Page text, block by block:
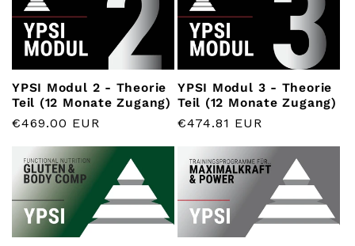
YPSI Modul 2 - Theorie
Teil (12 Monate Zugang)
Normaler
€469.00 EUR
YPSI Modul 3 - Theorie
Teil (12 Monate Zugang)
Normaler
€474.81 EUR